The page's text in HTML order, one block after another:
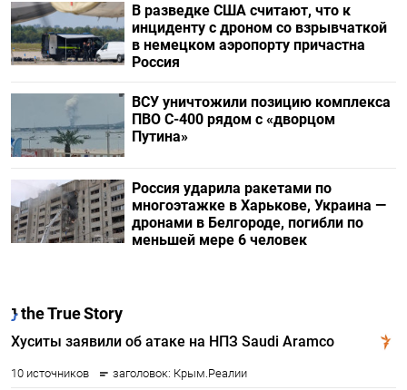
В разведке США считают, что к
инциденту с дроном со взрывчаткой
в немецком аэропорту причастна
Россия
ВСУ уничтожили позицию комплекса
ПВО С-400 рядом с «дворцом
Путина»
Россия ударила ракетами по
многоэтажке в Харькове, Украина —
дронами в Белгороде, погибли по
меньшей мере 6 человек